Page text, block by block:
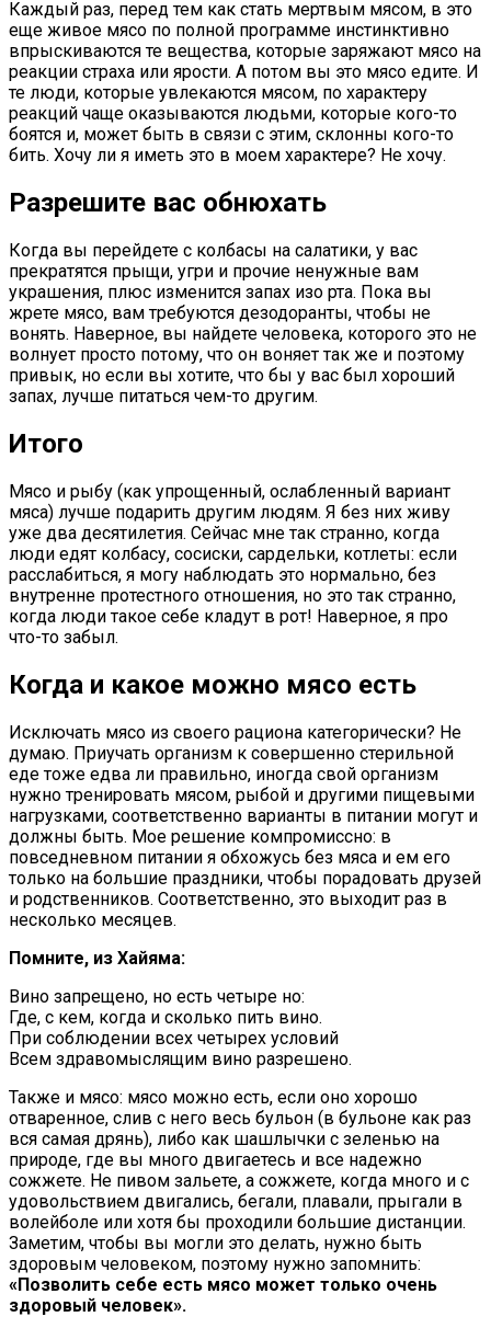
Каждый раз, перед тем как стать мертвым мясом, в это
еще живое мясо по полной программе инстинктивно
впрыскиваются те вещества, которые заряжают мясо на
реакции страха или ярости. А потом вы это мясо едите. И
те люди, которые увлекаются мясом, по характеру
реакций чаще оказываются людьми, которые кого-то
боятся и, может быть в связи с этим, склонны кого-то
бить. Хочу ли я иметь это в моем характере? Не хочу.
Разрешите вас обнюхать
Когда вы перейдете с колбасы на салатики, у вас
прекратятся прыщи, угри и прочие ненужные вам
украшения, плюс изменится запах изо рта. Пока вы
жрете мясо, вам требуются дезодоранты, чтобы не
вонять. Наверное, вы найдете человека, которого это не
волнует просто потому, что он воняет так же и поэтому
привык, но если вы хотите, что бы у вас был хороший
запах, лучше питаться чем-то другим.
Итого
Мясо и рыбу (как упрощенный, ослабленный вариант
мяса) лучше подарить другим людям. Я без них живу
уже два десятилетия. Сейчас мне так странно, когда
люди едят колбасу, сосиски, сардельки, котлеты: если
расслабиться, я могу наблюдать это нормально, без
внутренне протестного отношения, но это так странно,
когда люди такое себе кладут в рот! Наверное, я про
что-то забыл.
Когда и какое можно мясо есть
Исключать мясо из своего рациона категорически? Не
думаю. Приучать организм к совершенно стерильной
еде тоже едва ли правильно, иногда свой организм
нужно тренировать мясом, рыбой и другими пищевыми
нагрузками, соответственно варианты в питании могут и
должны быть. Мое решение компромиссно: в
повседневном питании я обхожусь без мяса и ем его
только на большие праздники, чтобы порадовать друзей
и родственников. Соответственно, это выходит раз в
несколько месяцев.
Помните, из Хайяма:
Вино запрещено, но есть четыре но:
Где, с кем, когда и сколько пить вино.
При соблюдении всех четырех условий
Всем здравомыслящим вино разрешено.
Также и мясо: мясо можно есть, если оно хорошо
отваренное, слив с него весь бульон (в бульоне как раз
вся самая дрянь), либо как шашлычки с зеленью на
природе, где вы много двигаетесь и все надежно
сожжете. Не пивом зальете, а сожжете, когда много и с
удовольствием двигались, бегали, плавали, прыгали в
волейболе или хотя бы проходили большие дистанции.
Заметим, чтобы вы могли это делать, нужно быть
здоровым человеком, поэтому нужно запомнить:
«Позволить себе есть мясо может только очень
здоровый человек».